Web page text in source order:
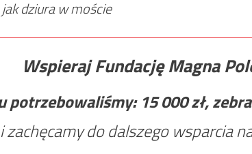
dziura w moście
Wspieraj Fundację Magna
potrzebowaliśmy: 15 000zł,
zachęcamy do dalszego wsparcia